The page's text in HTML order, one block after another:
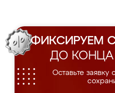
ФИКСИРУЕМ
ДО КОНЦА
Оставьте заявку